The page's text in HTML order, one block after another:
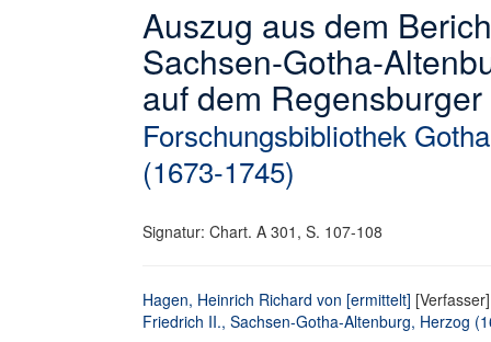
Auszug aus dem
Sachsen-Gotha-
auf dem
Forschungsbibliothek Gotha
(1673-1745)
Signatur: Chart. A 301, S. 107-108
Hagen, Heinrich Richard von [ermittelt]
Friedrich II., Sachsen-Gotha-Altenburg, Herzog